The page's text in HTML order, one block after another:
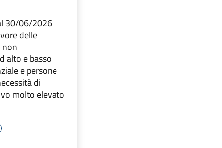
30/06/2026
delle
non
alto e basso
e persone
di
molto elevato